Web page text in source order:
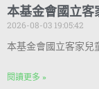
本基金會國立客
2026-08-03 19:05:42
本基金會國立客家兒
閱讀更多 »